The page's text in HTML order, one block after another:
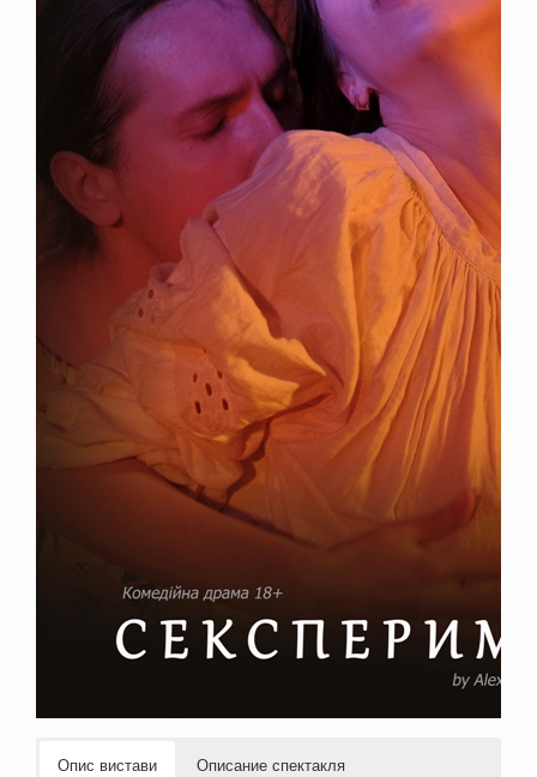
Опис вистави Описание спектакля